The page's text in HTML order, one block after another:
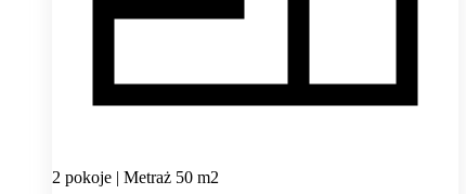
2 pokoje | Metraż 50 m2